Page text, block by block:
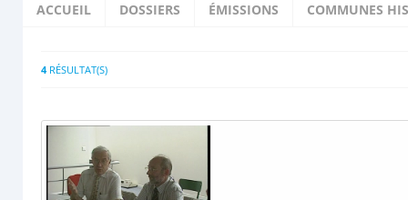
ACCUEIL DOSSIERS ÉMISSIONS COMMUNES
4RÉSULTAT(S)